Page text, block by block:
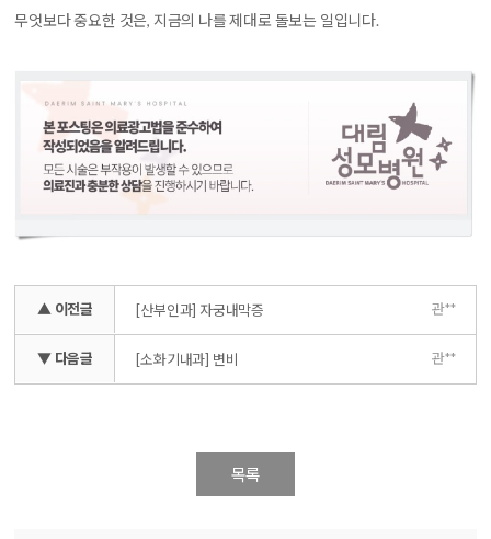
무엇보다 중요한 것은, 지금의 나를 제대로 돌보는 일입니다.
▲ 이전글 [산부인과] 자궁내막증 관**
▼ 다음글 [소화기내과] 변비 관**
목록